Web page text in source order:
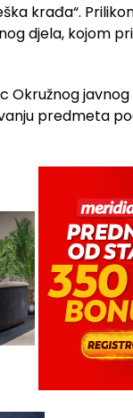
krađa“.
djela, kojom
Okružnog
predmeta